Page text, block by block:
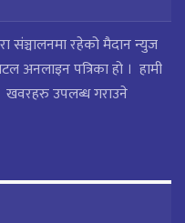
संञ्चालनमा रहेको मैदान न्युज
अनलाइन पत्रिका हो । हामी
उपलब्ध गराउने